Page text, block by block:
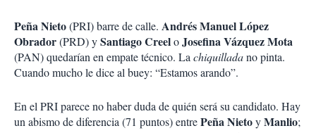
Peña Nieto(PRI) barre de calle. Andrés Manuel López
Obrador(PRD) ySantiago CreeloJosefina Vázquez Mota
(PAN) quedarían en empate técnico. La chiquilladano pinta.
Cuando mucho le dice al buey: “Estamos arando”.
En el PRI parece no haber duda de quién será su candidato. Hay
un abismo de diferencia (71 puntos) entrePeña NietoyManlio;